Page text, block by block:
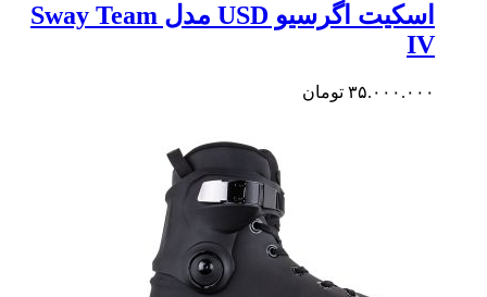
اسکیت اگرسیو USD مدل Sway Team
تومان